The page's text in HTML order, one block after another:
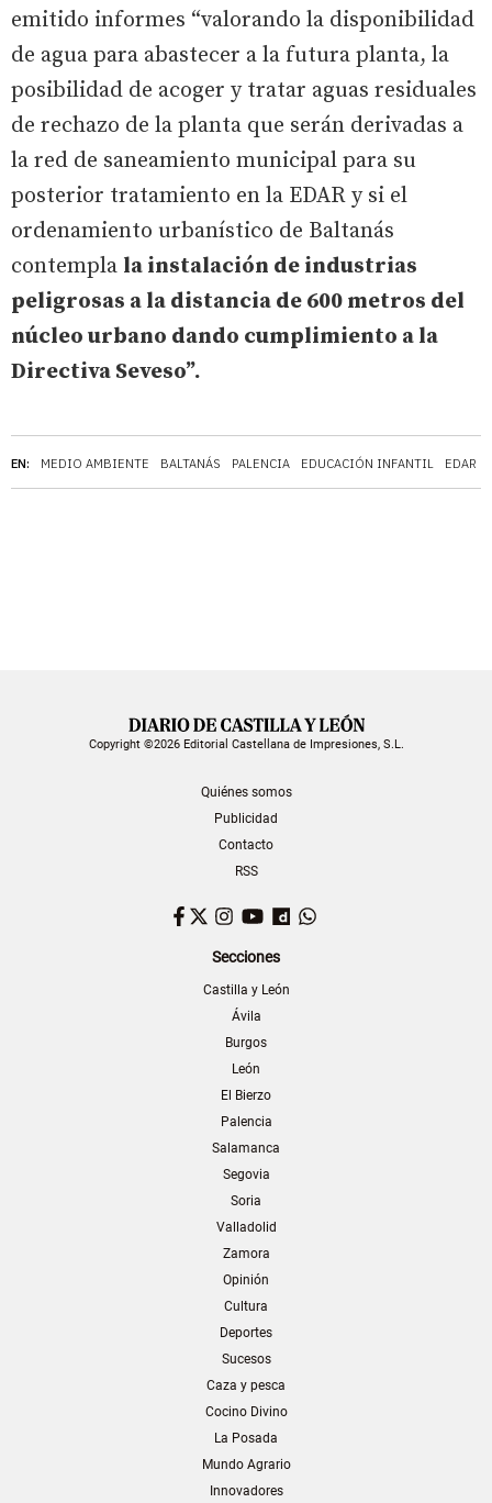
EN: MEDIO AMBIENTE BALTANÁS PALENCIA EDUCACIÓN INFANTIL EDAR
emitido informes “valorando la disponibilidad
de agua para abastecer a la futura planta, la
posibilidad de acoger y tratar aguas residuales
de rechazo de la planta que serán derivadas a
la red de saneamiento municipal para su
posterior tratamiento en la EDAR y si el
ordenamiento urbanístico de Baltanás
contempla la instalación de industrias
peligrosas a la distancia de 600 metros del
núcleo urbano dando cumplimiento a la
Directiva Seveso”.
Copyright ©2026 Editorial Castellana de Impresiones, S.L.
Quiénes somos
Publicidad
Contacto
RSS
Facebook
TwitterInstagram
YouTubeDailymotion
Secciones
Castilla y León
Ávila
Burgos
León
El Bierzo
Palencia
Salamanca
Segovia
Soria
Valladolid
Zamora
Opinión
Cultura
Deportes
Sucesos
Caza y pesca
Cocino Divino
La Posada
Mundo Agrario
Innovadores